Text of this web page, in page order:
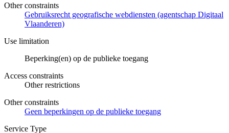
Other constraints
Gebruiksrecht geografische webdiensten (agentschap Digitaal
Vlaanderen)
Use limitation
Beperking(en) op de publieke toegang
Access constraints
Other restrictions
Other constraints
Geen beperkingen op de publieke toegang
Service Type